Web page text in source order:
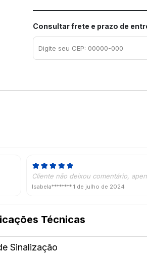
Consultar frete e prazo de
Cliente não deixou comentário,
Isabela******** 1 de julho de 2024
Técnicas
Sinalização